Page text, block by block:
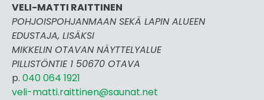
VELI-MATTI RAITTINEN
POHJOISPOHJANMAAN SEKÄ LAPIN ALUEEN
EDUSTAJA, LISÄKSI
MIKKELIN OTAVAN NÄYTTELYALUE
PILLISTÖNTIE 1 50670 OTAVA
p. 040 064 1921
veli-matti.raittinen@saunat.net